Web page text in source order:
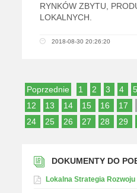
RYNKÓW ZBYTU,
LOKALNYCH.
2018-08-30 20:26:20
Poprzednie 1 2 3 4 5
12
13 14 15 16 17
24
25 26 27 28 29
DOKUMENTY DO
Lokalna Strategia Rozwoju